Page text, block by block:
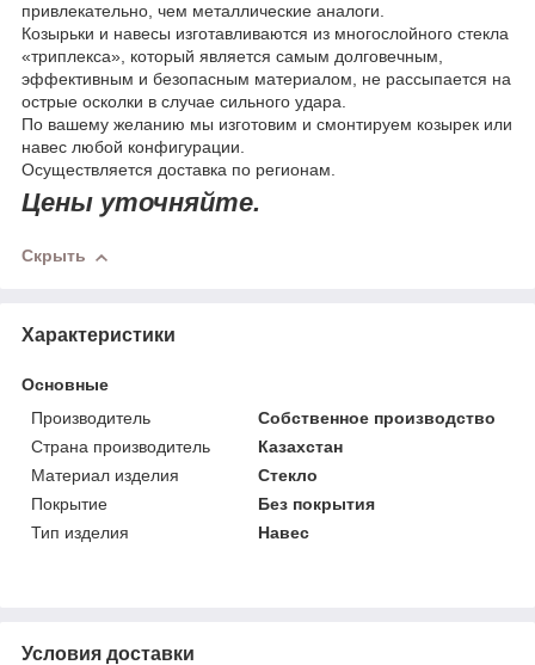
привлекательно, чем металлические аналоги.
Козырьки и навесы изготавливаются из многослойного стекла
«триплекса», который является самым долговечным,
эффективным и безопасным материалом, не рассыпается на
острые осколки в случае сильного удара.
По вашему желанию мы изготовим и смонтируем козырек или
навес любой конфигурации.
Осуществляется доставка по регионам.
Цены уточняйте.
Скрыть
Характеристики
Основные
Производитель
Собственное производство
Страна производитель
Казахстан
Материал изделия
Стекло
Покрытие
Без покрытия
Тип изделия
Навес
Условия доставки